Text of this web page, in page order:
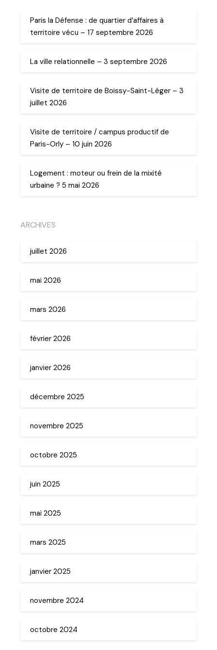
Paris la Défense : de quartier d’affaires à
territoire vécu – 17 septembre 2026
La ville relationnelle – 3 septembre 2026
Visite de territoire de Boissy-Saint-Léger – 3
juillet 2026
Visite de territoire / campus productif de
Paris-Orly – 10 juin 2026
Logement : moteur ou frein de la mixité
urbaine ? 5 mai 2026
ARCHIVES
juillet 2026
mai 2026
mars 2026
février 2026
janvier 2026
décembre 2025
novembre 2025
octobre 2025
juin 2025
mai 2025
mars 2025
janvier 2025
novembre 2024
octobre 2024